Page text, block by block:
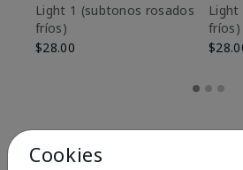
Light 1​ (subtonos rosados
fríos)
$28.00
Light
fríos)
Cookies